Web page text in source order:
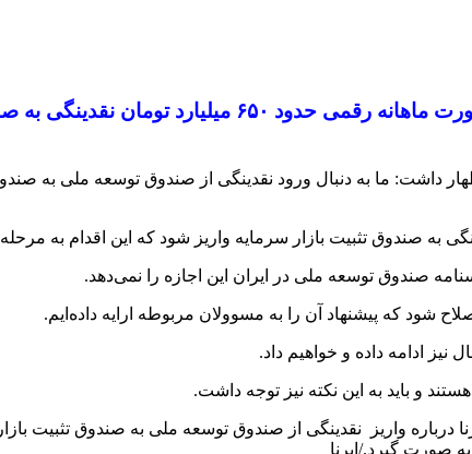
تهران- نایب رییس سازمان بورس گفت: بر اساس وعده‌های داده شده قرار بر این بود تا
داشت: ما به دنبال ورود نقدینگی از صندوق توسعه ملی به
صندوق توسعه ملی در ایران این اجازه را نمی‌دهد.
شود که پیشنهاد آن را به مسوولان مربوطه ارایه داده‌ایم.
ادامه داده و خواهیم داد.
و باید به این نکته نیز توجه داشت.
درباره واریز نقدینگی از صندوق توسعه ملی به صندوق تثبیت
صورت گیرد./ایرنا